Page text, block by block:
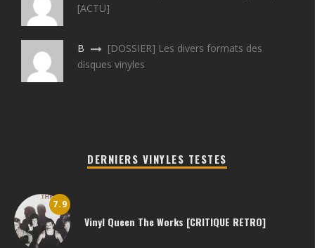
[ACTU]
B
[DOSSIER] Les divers formats des
disques vinyles
DERNIERS VINYLES TESTES
7.9
Vinyl Queen The Works [CRITIQUE RETRO]